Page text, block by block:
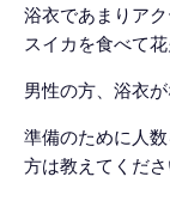
浴衣であまりア
スイカを食べて花
男性の方、浴衣
準備のために人
方は教えてくださ